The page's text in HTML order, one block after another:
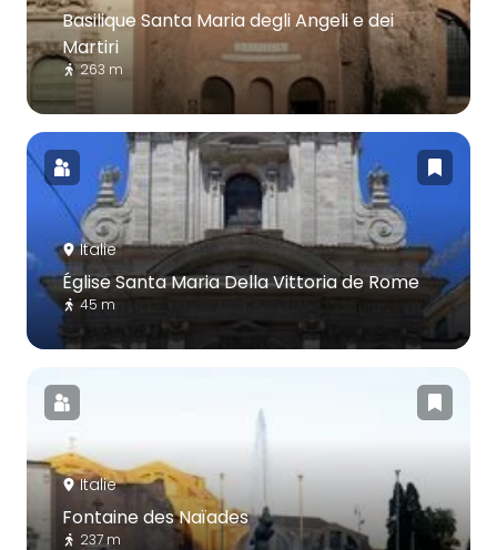
Basilique Santa Maria degli Angeli e dei
Martiri
263 m
Italie
Église Santa Maria Della Vittoria de Rome
45 m
Italie
Fontaine des Naïades
237 m